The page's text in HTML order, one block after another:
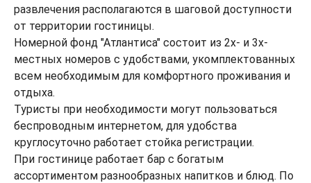
развлечения располагаются в шаговой доступности
от территории гостиницы.
Номерной фонд "Атлантиса" состоит из 2х- и 3х-
местных номеров с удобствами, укомплектованных
всем необходимым для комфортного проживания и
отдыха.
Туристы при необходимости могут пользоваться
беспроводным интернетом, для удобства
круглосуточно работает стойка регистрации.
При гостинице работает бар с богатым
ассортиментом разнообразных напитков и блюд. По